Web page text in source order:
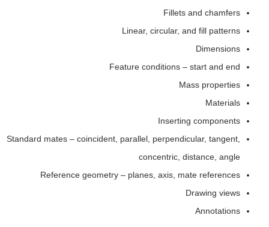
Fillets and chamfers
Linear, circular, and fill patterns
Dimensions
Feature conditions – start and end
Mass properties
Materials
Inserting components
Standard mates – coincident, parallel, perpendicular, tangent,
concentric, distance, angle
Reference geometry – planes, axis, mate references
Drawing views
Annotations